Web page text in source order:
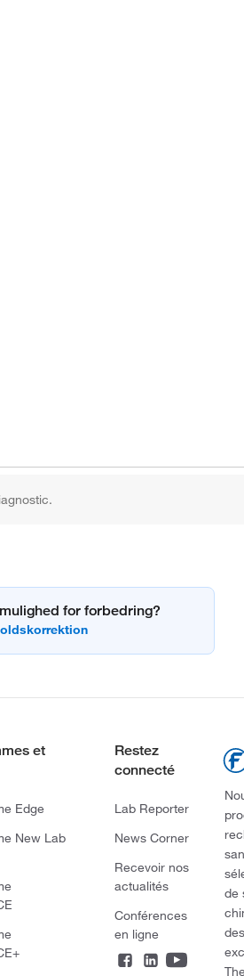
for forbedring?
et
Edge
New Lab
Restez
connecté
Lab Reporter
News Corner
Recevoir nos
actualités
Conférences
en ligne
de